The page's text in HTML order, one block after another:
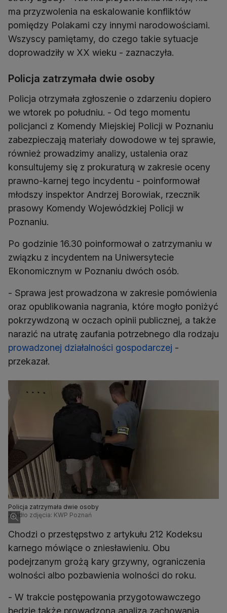
ma przyzwolenia na eskalowanie konfliktów
pomiędzy Polakami czy innymi narodowościami.
Wszyscy pamiętamy, do czego takie sytuacje
doprowadziły w XX wieku - zaznaczyła.
Policja zatrzymała dwie osoby
Policja otrzymała zgłoszenie o zdarzeniu dopiero
we wtorek po południu. - Od tego momentu
policjanci z Komendy Miejskiej Policji w Poznaniu
zabezpieczają materiały dowodowe w tej sprawie,
również prowadzimy analizy, ustalenia oraz
konsultujemy się z prokuraturą w zakresie oceny
prawno-karnej tego incydentu - poinformował
młodszy inspektor Andrzej Borowiak, rzecznik
prasowy Komendy Wojewódzkiej Policji w
Poznaniu.
Po godzinie 16.30 poinformował o zatrzymaniu w
związku z incydentem na Uniwersytecie
Ekonomicznym w Poznaniu dwóch osób.
- Sprawa jest prowadzona w zakresie pomówienia
oraz opublikowania nagrania, które mogło poniżyć
pokrzywdzoną w oczach opinii publicznej, a także
narazić na utratę zaufania potrzebnego dla rodzaju
prowadzonej działalności gospodarczej -
przekazał.
Policja zatrzymała dwie osoby
Źródło zdjęcia: KWP Poznań
Chodzi o przestępstwo z artykułu 212 Kodeksu
karnego mówiące o zniesławieniu. Obu
podejrzanym grożą kary grzywny, ograniczenia
wolności albo pozbawienia wolności do roku.
- W trakcie postępowania przygotowawczego
będzie także prowadzona analiza zachowania